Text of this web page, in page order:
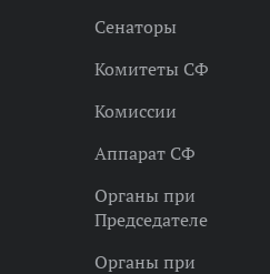
Сенаторы
Комитеты СФ
Комиссии
Аппарат СФ
Органы при
Председателе
Органы при